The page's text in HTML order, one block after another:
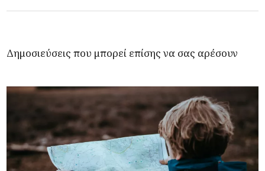
Δημοσιεύσεις που μπορεί επίσης να σας αρέσουν